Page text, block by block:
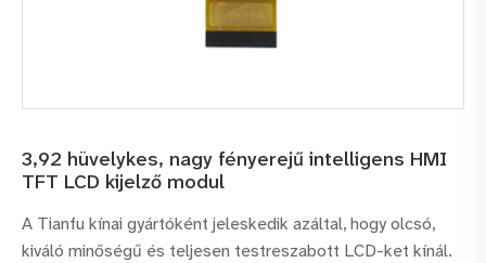
3,92 hüvelykes, nagy fényerejű intelligens HMI
TFT LCD kijelző modul
A Tianfu kínai gyártóként jeleskedik azáltal, hogy olcsó,
kiváló minőségű és teljesen testreszabott LCD-ket kínál.